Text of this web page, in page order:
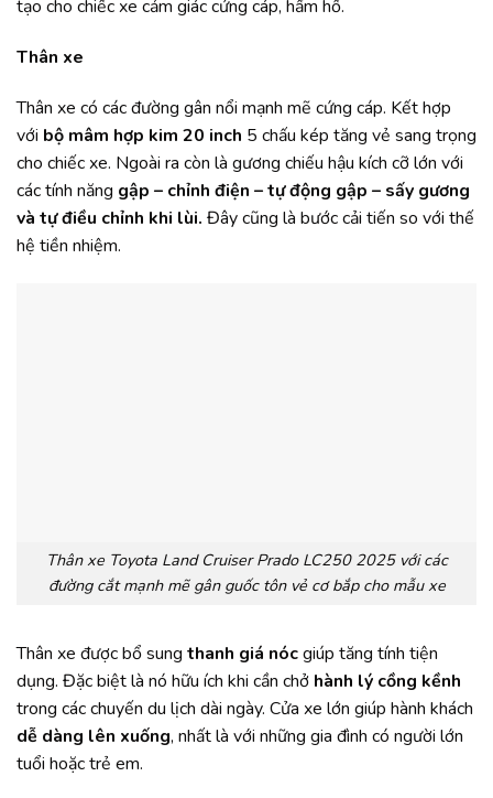
tạo cho chiếc xe cảm giác cứng cáp, hầm hố.
Thân xe
Thân xe có các đường gân nổi mạnh mẽ cứng cáp. Kết hợp
với bộ mâm hợp kim 20 inch 5 chấu kép tăng vẻ sang trọng
cho chiếc xe. Ngoài ra còn là gương chiếu hậu kích cỡ lớn với
các tính năng gập – chỉnh điện – tự động gập – sấy gương
và tự điều chỉnh khi lùi. Đây cũng là bước cải tiến so với thế
hệ tiền nhiệm.
Thân xe Toyota Land Cruiser Prado LC250 2025 với các
đường cắt mạnh mẽ gân guốc tôn vẻ cơ bắp cho mẫu xe
Thân xe được bổ sung thanh giá nócgiúp tăng tính tiện
dụng. Đặc biệt là nó hữu ích khi cần chở hành lý cồng kềnh
trong các chuyến du lịch dài ngày. Cửa xe lớn giúp hành khách
dễ dàng lên xuống, nhất là với những gia đình có người lớn
tuổi hoặc trẻ em.